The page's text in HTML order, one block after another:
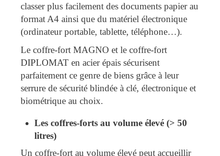
classer plus facilement des documents papier au
format A4 ainsi que du matériel électronique
(ordinateur portable, tablette, téléphone…).
Le coffre-fort MAGNO et le coffre-fort
DIPLOMAT en acier épais sécurisent
parfaitement ce genre de biens grâce à leur
serrure de sécurité blindée à clé, électronique et
biométrique au choix.
Les coffres-forts au volume élevé (> 50
litres)
Un coffre-fort au volume élevé peut accueillir